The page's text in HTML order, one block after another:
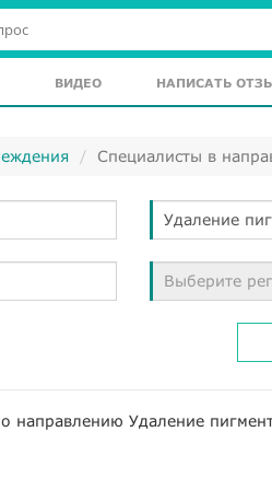
ВИДЕО НАПИСАТЬ
Специалисты в
Удаление
Выберите
направлению Удаление